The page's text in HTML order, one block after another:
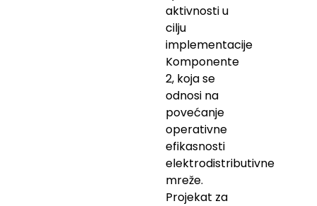
aktivnosti u
cilju
implementacije
Komponente
2, koja se
odnosi na
povećanje
operativne
efikasnosti
elektrodistributivne
mreže.
Projekat za